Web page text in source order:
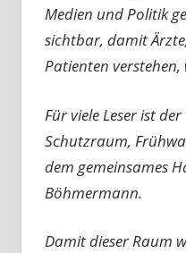
Medien und Politik
sichtbar, damit
Patienten verstehen,
Für viele Leser ist
Schutzraum,
dem gemeinsames
Böhmermann.
Damit dieser Raum